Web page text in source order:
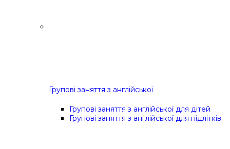
Групові заняття з англійської
Групові заняття з англійської для дітей
Групові заняття з англійської для підлітків